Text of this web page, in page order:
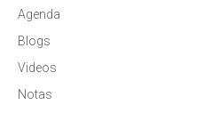
Agenda
Blogs
Videos
Notas